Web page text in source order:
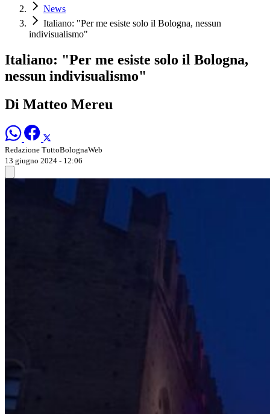
News
Italiano: "Per me esiste solo il Bologna, nessun
indivisualismo"
Italiano: "Per me esiste solo il Bologna,
nessun indivisualismo"
Di Matteo Mereu
Redazione TuttoBolognaWeb
13 giugno 2024 - 12:06